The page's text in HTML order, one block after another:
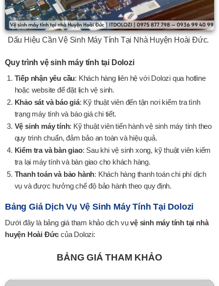
Dấu Hiệu Cần Vệ Sinh Máy Tính Tại Nhà Huyện Hoài Đức.
Quy trình vệ sinh máy tính tại Dolozi
Tiếp nhận yêu cầu: Khách hàng liên hệ với Dolozi qua hotline
hoặc website để đặt lịch vệ sinh.
Khảo sát và báo giá: Kỹ thuật viên đến tận nơi kiểm tra tình
trạng máy tính và báo giá chi tiết.
Vệ sinh máy tính: Kỹ thuật viên tiến hành vệ sinh máy tính theo
quy trình chuẩn, đảm bảo an toàn và hiệu quả.
Kiểm tra và bàn giao: Sau khi vệ sinh xong, kỹ thuật viên kiểm
tra lại máy tính và bàn giao cho khách hàng.
Thanh toán và bảo hành: Khách hàng thanh toán chi phí dịch
vụ và được hưởng chế độ bảo hành theo quy định.
Bảng Giá Dịch Vụ Vệ Sinh Máy Tính Tại Dolozi
Dưới đây là bảng giá tham khảo dịch vụvệ sinh máy tính tại nhà
huyện Hoài Đức của Dolozi:
BẢNG GIÁ THAM KHẢO